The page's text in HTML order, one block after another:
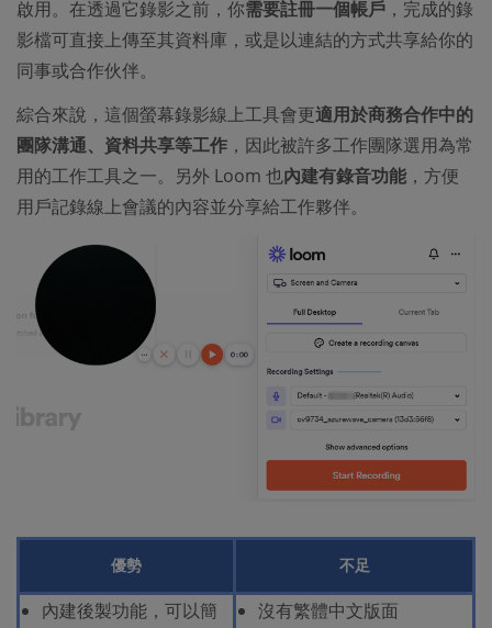
啟用。在透過它錄影之前，你需要註冊一個帳戶 ，完成的錄
影檔可直接上傳至其資料庫，或是以連結的方式共享給你的
同事或合作伙伴。
綜合來說，這個螢幕錄影線上工具會更適用於商務合作中的
團隊溝通、資料共享等工作 ，因此被許多工作團隊選用為常
用的工作工具之一。另外 Loom 也內建有錄音功能 ，方便
用戶記錄線上會議的內容並分享給工作夥伴。
優勢 不足
內建後製功能，可以簡
沒有繁體中文版面